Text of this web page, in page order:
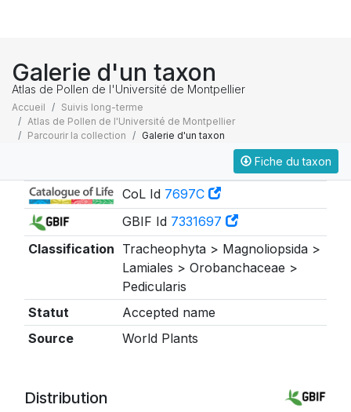
Galerie d'un taxon
Atlas de Pollen de l'Université de Montpellier
Accueil
Suivis long-terme
Atlas de Pollen de l'Université de Montpellier
Parcourir la collection
Galerie d'un taxon
Fiche du taxon
CoL Id 7697C
GBIF Id 7331697
Classification Tracheophyta > Magnoliopsida >
Lamiales > Orobanchaceae >
Pedicularis
Statut
Accepted name
Source
World Plants
Distribution